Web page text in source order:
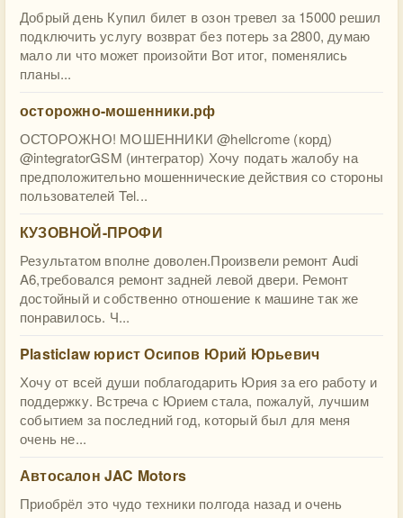
Добрый день Купил билет в озон тревел за 15000 решил
подключить услугу возврат без потерь за 2800, думаю
мало ли что может произойти Вот итог, поменялись
планы...
осторожно-мошенники.рф
ОСТОРОЖНО! МОШЕННИКИ @hellcrome (корд)
@integratorGSM (интегратор) Хочу подать жалобу на
предположительно мошеннические действия со стороны
пользователей Tel...
КУЗОВНОЙ-ПРОФИ
Результатом вполне доволен.Произвели ремонт Audi
A6,требовался ремонт задней левой двери. Ремонт
достойный и собственно отношение к машине так же
понравилось. Ч...
Plasticlaw юрист Осипов Юрий Юрьевич
Хочу от всей души поблагодарить Юрия за его работу и
поддержку. Встреча с Юрием стала, пожалуй, лучшим
событием за последний год, который был для меня
очень не...
Автосалон JAC Motors
Приобрёл это чудо техники полгода назад и очень